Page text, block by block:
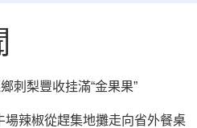
刺梨豐收挂滿“金果果”
場辣椒從趕集地攤走向省外餐桌